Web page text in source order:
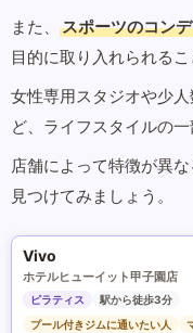
また、
スポーツのコン
目的に取り入れられるこ
女性専用スタジオや少
ど、ライフスタイルの
店舗によって特徴が異
見つけてみましょう。
Vivo
ホテルヒューイット甲子園店
ピラティス
駅から徒歩3分
プール付きジムに通いたい人